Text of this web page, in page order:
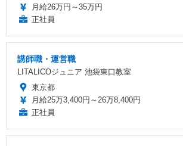
月給26万円～35万円
正社員
講師職・運営職
LITALICOジュニア 池袋東口教室
東京都
月給25万3,400円～26万8,400円
正社員